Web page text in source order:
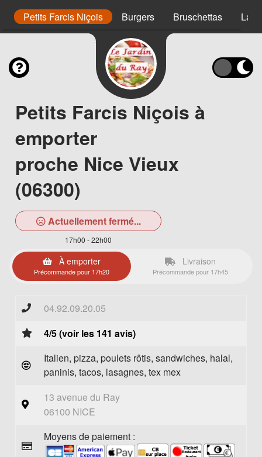
Petits Farcis Niçois Burgers Bruschettas
Petits Farcis Niçois à
emporter
proche Nice Vieux
(06300)
Actuellement fermé...
17h00 - 22h00
À emporter
Précommande pour 17h20
Livraison
Précommande pour 17h45
04.92.09.20.05
4/5 (voir les 141 avis)
Italien, pizza, poulets rôtis, sandwiches, halal,
paninis, tacos, lasagnes, tex mex
13 avenue du Ray
06100 NICE
Moyens de paiement :